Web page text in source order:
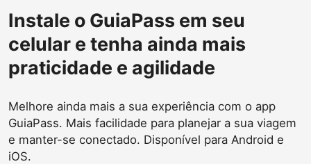
Instale o GuiaPass em seu
celular e tenha ainda mais
praticidade e agilidade
Melhore ainda mais a sua experiência com o app
GuiaPass. Mais facilidade para planejar a sua viagem
e manter-se conectado. Disponível para Android e
iOS.